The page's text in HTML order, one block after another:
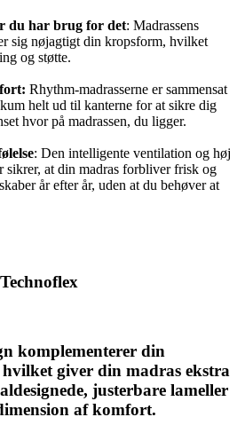
du har brug for det: Madrassens
sig nøjagtigt din kropsform, hvilket
og støtte.
Rhythm-madrasserne er sammensat
helt ud til kanterne for at sikre dig
hvor på madrassen, du ligger.
: Den intelligente ventilation og høj
sikrer, at din madras forbliver frisk og
år efter år, uden at du behøver at
komplementerer din
giver din madras ekstra
justerbare lameller
af komfort.